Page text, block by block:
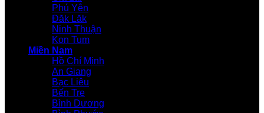
Phú Yên
Đăk Lăk
Ninh Thuận
Kon Tum
Miền Nam
Hồ Chí Minh
An Giang
Bạc Liêu
Bến Tre
Bình Dương